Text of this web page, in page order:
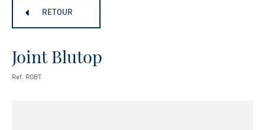
RETOUR
Joint Blutop
Ref. ROBT